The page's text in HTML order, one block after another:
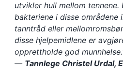
utvikler hull mellom
bakteriene i disse områdene
tanntråd eller
disse hjelpemidlene er
opprettholde god
— Tannlege Christel Urdal,